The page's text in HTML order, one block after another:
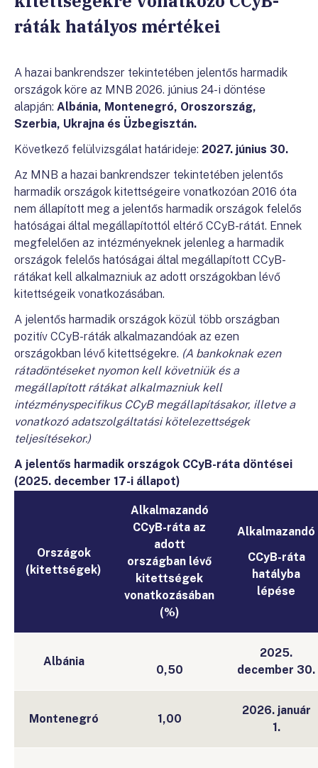
ráták hatályos mértékei
A hazai bankrendszer tekintetében jelentős harmadik
országok köre az MNB 2026. június 24-i döntése
alapján: Albánia, Montenegró, Oroszország,
Szerbia, Ukrajna és Üzbegisztán.
Következő felülvizsgálat határideje: 2027. június 30.
Az MNB a hazai bankrendszer tekintetében jelentős
harmadik országok kitettségeire vonatkozóan 2016 óta
nem állapított meg a jelentős harmadik országok felelős
hatóságai által megállapítottól eltérő CCyB-rátát. Ennek
megfelelően az intézményeknek jelenleg a harmadik
országok felelős hatóságai által megállapított CCyB-
rátákat kell alkalmazniuk az adott országokban lévő
kitettségeik vonatkozásában.
A jelentős harmadik országok közül több országban
pozitív CCyB-ráták alkalmazandóak az ezen
országokban lévő kitettségekre. (A bankoknak ezen
rátadöntéseket nyomon kell követniük és a
megállapított rátákat alkalmazniuk kell
intézményspecifikus CCyB megállapításakor, illetve a
vonatkozó adatszolgáltatási kötelezettségek
teljesítésekor.)
A jelentős harmadik országok CCyB-ráta döntései
(2025. december 17-i állapot)
Országok
(kitettségek)
Alkalmazandó
CCyB-ráta az
adott
országban lévő
kitettségek
vonatkozásában
(%)
Alkalmazandó
CCyB-ráta
hatályba
lépése
Albánia
0,50
2025.
december 30.
Montenegró 1,00
2026. január
1.